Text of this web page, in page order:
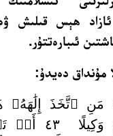
ئازاد ھېس قىلىش
ئىبارەتتۇر.
مۇنداق دەيدۇ:
ٱتَّخَذَ إِلَٰهَهُۥ
تَكُونُ عَلَيۡهِ